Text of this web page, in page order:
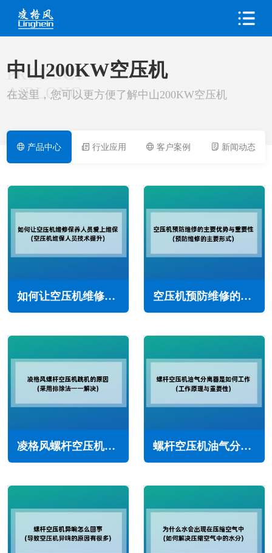
PRODUCT
AIRLONG
中山200KW空压机
在这里，您可以更方便了解中山200KW空压机
产品中心 行业应用 客户案例 新闻动态
如何让空压机维修保养人员爱上维保(空压机维保人员技术提升) 空压机预防维修的主要优势与重要性(预防维修的主要形式)
凌格风螺杆空压机跳机的原因(采用排除法一一解决) 螺杆空压机油气分离器是如何工作(工作原理与重要性)